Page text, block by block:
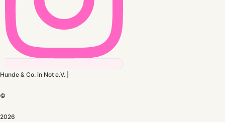
Hunde & Co. in Not e.V. |
©
2026